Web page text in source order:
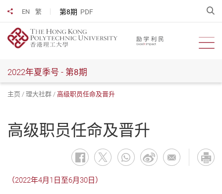
EN 繁 第8期 PDF
分享到
开
2022年夏季号 - 第8期
主页 理大社群 高级职员任命及晋升
高级职员任命及晋升
（2022年4月1日至6月30日）